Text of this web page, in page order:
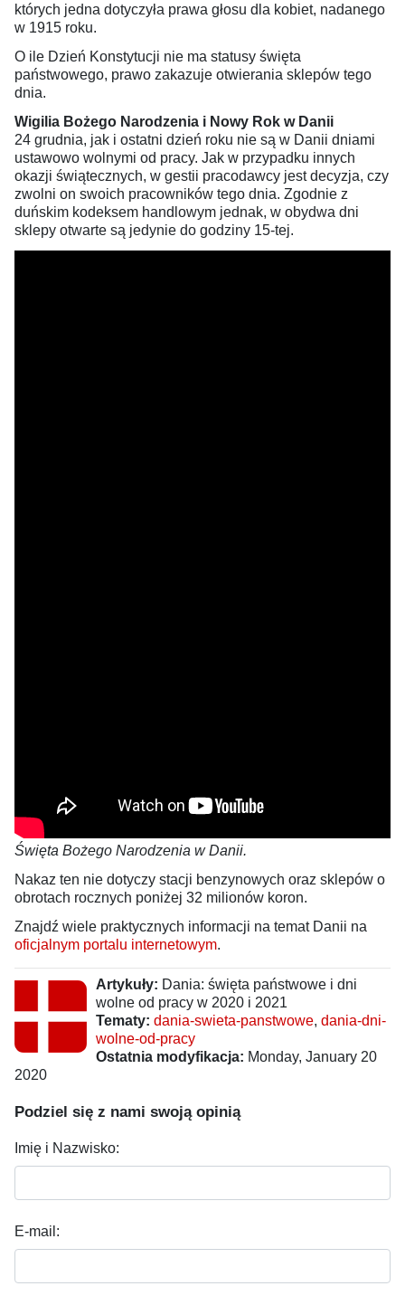
których jedna dotyczyła prawa głosu dla kobiet, nadanego
w 1915 roku.
O ile Dzień Konstytucji nie ma statusy święta
państwowego, prawo zakazuje otwierania sklepów tego
dnia.
Wigilia Bożego Narodzenia i Nowy Rok w Danii
24 grudnia, jak i ostatni dzień roku nie są w Danii dniami
ustawowo wolnymi od pracy. Jak w przypadku innych
okazji świątecznych, w gestii pracodawcy jest decyzja, czy
zwolni on swoich pracowników tego dnia. Zgodnie z
duńskim kodeksem handlowym jednak, w obydwa dni
sklepy otwarte są jedynie do godziny 15-tej.
Święta Bożego Narodzenia w Danii.
Nakaz ten nie dotyczy stacji benzynowych oraz sklepów o
obrotach rocznych poniżej 32 milionów koron.
Znajdź wiele praktycznych informacji na temat Danii na
oficjalnym portalu internetowym.
Artykuły: Dania: święta państwowe i dni
wolne od pracy w 2020 i 2021
Tematy: dania-swieta-panstwowe, dania-dni-
wolne-od-pracy
Ostatnia modyfikacja: Monday, January 20
2020
Podziel się z nami swoją opinią
Imię i Nazwisko:
E-mail: